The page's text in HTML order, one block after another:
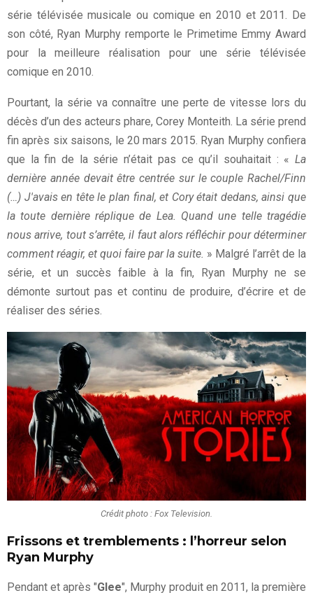
série télévisée musicale ou comique en 2010 et 2011. De
son côté, Ryan Murphy remporte le Primetime Emmy Award
pour la meilleure réalisation pour une série télévisée
comique en 2010.
Pourtant, la série va connaître une perte de vitesse lors du
décès d’un des acteurs phare, Corey Monteith. La série prend
fin après six saisons, le 20 mars 2015. Ryan Murphy confiera
que la fin de la série n’était pas ce qu’il souhaitait : « La
dernière année devait être centrée sur le couple Rachel/Finn
(…) J'avais en tête le plan final, et Cory était dedans, ainsi que
la toute dernière réplique de Lea. Quand une telle tragédie
nous arrive, tout s’arrête, il faut alors réfléchir pour déterminer
comment réagir, et quoi faire par la suite. » Malgré l’arrêt de la
série, et un succès faible à la fin, Ryan Murphy ne se
démonte surtout pas et continu de produire, d’écrire et de
réaliser des séries.
Crédit photo : Fox Television.
Frissons et tremblements : l’horreur selon
Ryan Murphy
Pendant et après "Glee", Murphy produit en 2011, la première